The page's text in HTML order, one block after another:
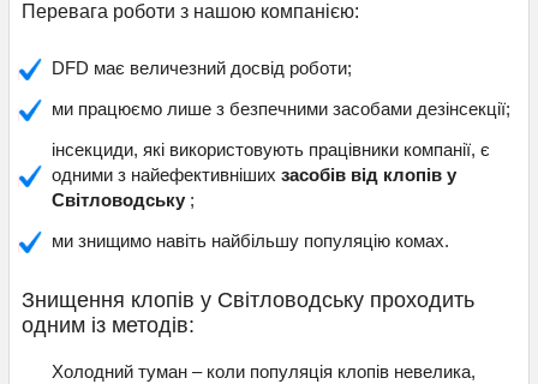
Перевага роботи з нашою компанією:
DFD має величезний досвід роботи;
ми працюємо лише з безпечними засобами дезінсекції;
інсекциди, які використовують працівники компанії, є
одними з найефективніших засобів від клопів у
Світловодську ;
ми знищимо навіть найбільшу популяцію комах.
Знищення клопів у Світловодську проходить
одним із методів:
Холодний туман – коли популяція клопів невелика,